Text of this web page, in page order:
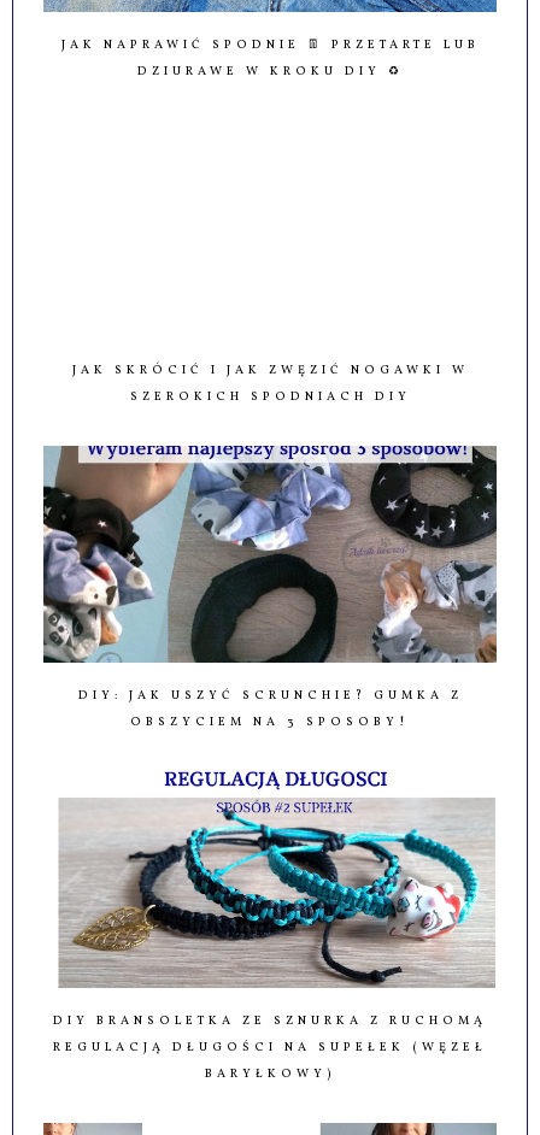
JAK NAPRAWIĆ SPODNIE 👖 PRZETARTE LUB
DZIURAWE W KROKU DIY ♻️
JAK SKRÓCIĆ I JAK ZWĘZIĆ NOGAWKI W
SZEROKICH SPODNIACH DIY
DIY: JAK USZYĆ SCRUNCHIE? GUMKA Z
OBSZYCIEM NA 3 SPOSOBY!
DIY BRANSOLETKA ZE SZNURKA Z RUCHOMĄ
REGULACJĄ DŁUGOŚCI NA SUPEŁEK (WĘZEŁ
BARYŁKOWY)